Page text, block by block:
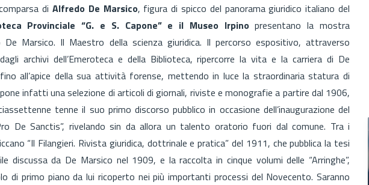
di Alfredo De Marsico, figura di spicco del panorama giuridico italiano del
Provinciale “G. e S. Capone” e il Museo Irpinopresentano la mostra
De Marsico. Il Maestro della scienza giuridica. Il percorso espositivo, attraverso
archivi dell’Emeroteca e della Biblioteca, ripercorre la vita e la carriera di De
all’apice della sua attività forense, mettendo in luce la straordinaria statura di
infatti una selezione di articoli di giornali, riviste e monografie a partire dal 1906,
tenne il suo primo discorso pubblico in occasione dell’inaugurazione del
De Sanctis”, rivelando sin da allora un talento oratorio fuori dal comune. Tra i
“Il Filangieri. Rivista giuridica, dottrinale e pratica” del 1911, che pubblica la tesi
discussa da De Marsico nel 1909, e la raccolta in cinque volumi delle “Arringhe”,
di primo piano da lui ricoperto nei più importanti processi del Novecento. Saranno